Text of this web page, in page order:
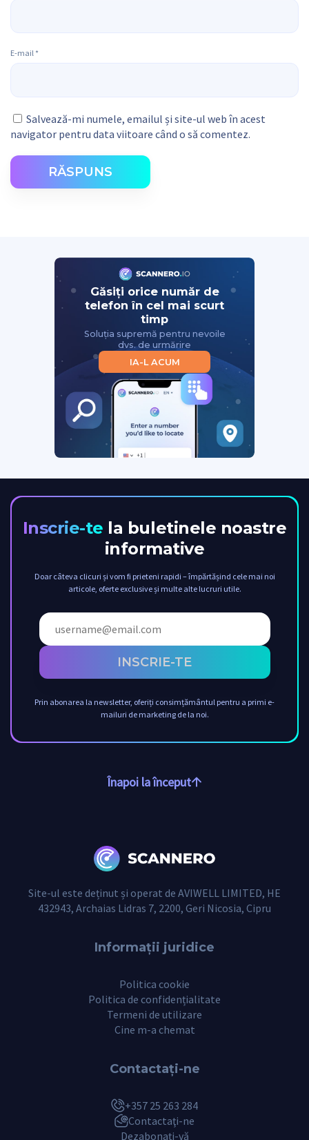
E-mail *
Salvează-mi numele, emailul și site-ul web în acest
navigator pentru data viitoare când o să comentez.
RĂSPUNS
Găsiți orice număr de
telefon în cel mai scurt
timp
Soluția supremă pentru nevoile
dvs. de urmărire
IA-L ACUM
Inscrie-te la buletinele noastre
informative
Doar câteva clicuri și vom fi prieteni rapidi – împărtășind cele mai noi
articole, oferte exclusive și multe alte lucruri utile.
INSCRIE-TE
Prin abonarea la newsletter, oferiți consimțământul pentru a primi e-
mailuri de marketing de la noi.
Înapoi la început
Site-ul este deținut și operat de AVIWELL LIMITED, HE
432943, Archaias Lidras 7, 2200, Geri Nicosia, Cipru
Informații juridice
Politica cookie
Politica de confidențialitate
Termeni de utilizare
Cine m-a chemat
Contactaţi-ne
+357 25 263 284
Contactaţi-ne
Dezabonați-vă